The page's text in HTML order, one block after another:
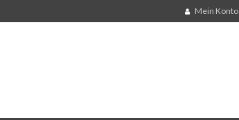
Mein Konto